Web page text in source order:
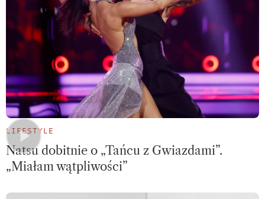
LIFESTYLE
Natsu dobitnie o „Tańcu z Gwiazdami”.
„Miałam wątpliwości”